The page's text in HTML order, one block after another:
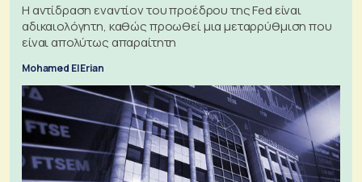
Η αντίδραση εναντίον του προέδρου της Fed είναι
αδικαιολόγητη, καθώς προωθεί μια μεταρρύθμιση που
είναι απολύτως απαραίτητη
Mohamed El Erian